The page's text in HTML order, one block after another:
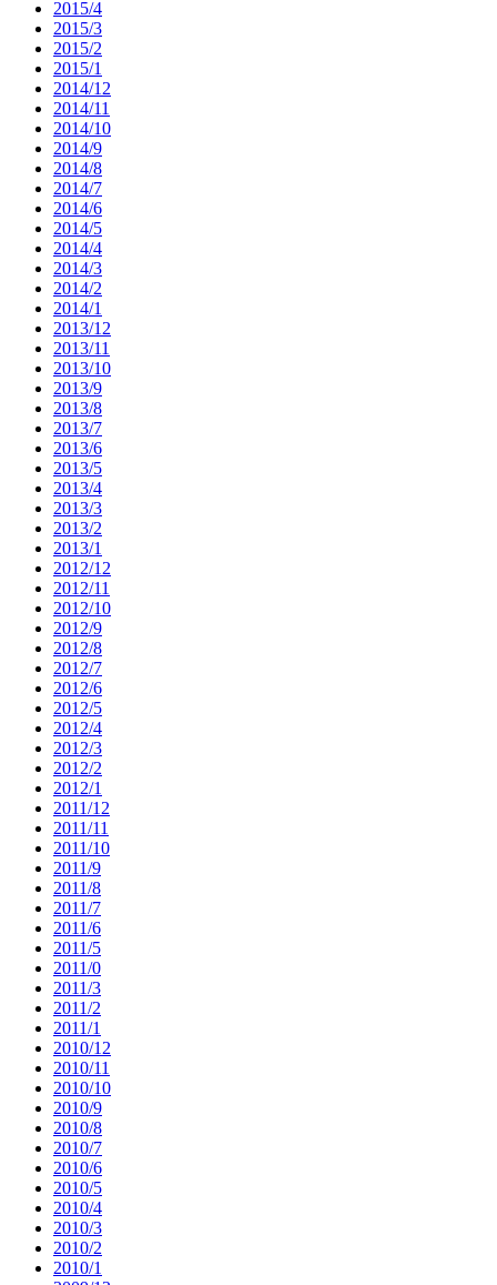
2015/4
2015/3
2015/2
2015/1
2014/12
2014/11
2014/10
2014/9
2014/8
2014/7
2014/6
2014/5
2014/4
2014/3
2014/2
2014/1
2013/12
2013/11
2013/10
2013/9
2013/8
2013/7
2013/6
2013/5
2013/4
2013/3
2013/2
2013/1
2012/12
2012/11
2012/10
2012/9
2012/8
2012/7
2012/6
2012/5
2012/4
2012/3
2012/2
2012/1
2011/12
2011/11
2011/10
2011/9
2011/8
2011/7
2011/6
2011/5
2011/0
2011/3
2011/2
2011/1
2010/12
2010/11
2010/10
2010/9
2010/8
2010/7
2010/6
2010/5
2010/4
2010/3
2010/2
2010/1